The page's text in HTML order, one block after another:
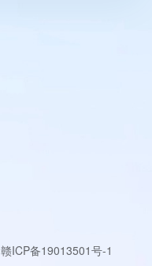
赣ICP备19013501号-1